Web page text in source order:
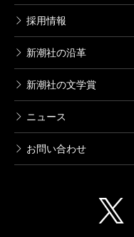
採用情報
新潮社の沿革
新潮社の文学賞
ニュース
お問い合わせ